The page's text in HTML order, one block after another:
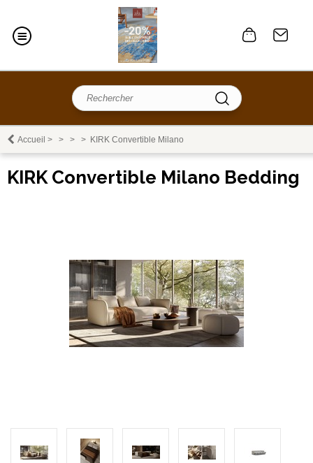
Accueil > > > > KIRK Convertible Milano
KIRK Convertible Milano Bedding